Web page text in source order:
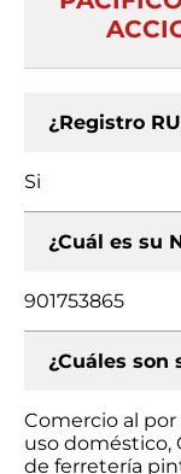
¿Registro
Si
¿Cuál es su
901753865
¿Cuáles son
Comercio al
uso doméstico,
de ferretería